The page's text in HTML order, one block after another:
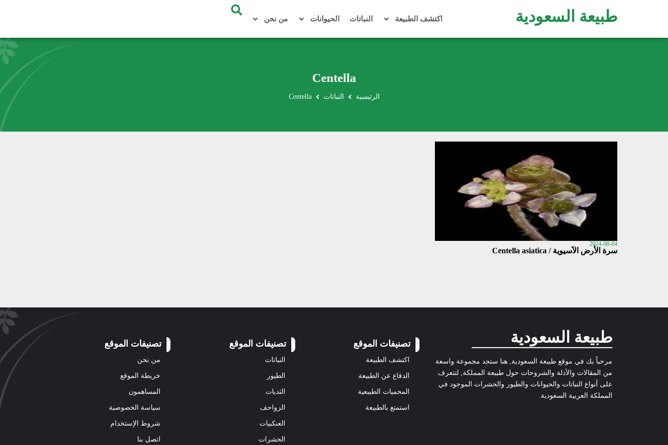
طبيعة السعودية اكتشف الطبيعة النباتات الحيوانات من نحن
Centella
الرئيسية النباتات Centella
2024-08-04
سرة الأرض الآسيوية / Centella asiatica
طبيعة السعودية
مرحباً بك في موقع طبيعة السعودية, هنا ستجد مجموعة واسعة
من المقالات والأدلة والشروحات حول طبيعة المملكة, لتتعرف
على أنواع النباتات والحيوانات والطيور والحشرات الموجود في
المملكة العربية السعودية.
تصنيفات الموقع
اكتشف الطبيعة
الدفاع عن الطبيعة
المحميات الطبيعية
استمتع بالطبيعة
تصنيفات الموقع
النباتات
الطيور
الثديات
الزواحف
العنكبيات
الحشرات
تصنيفات الموقع
من نحن
خريطة الموقع
المساهمون
سياسة الخصوصية
شروط الإستخدام
اتصل بنا